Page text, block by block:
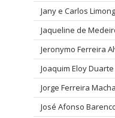
Jany e Carlos
Jaqueline de
Jeronymo Ferreira
Joaquim Eloy
Jorge Ferreira
José Afonso